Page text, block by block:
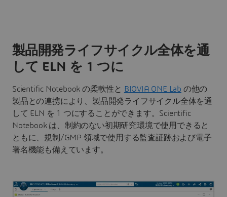
製品開発ライフサイクル全体を通
して ELN を 1 つに
Scientific Notebook の柔軟性と BIOVIA ONE Lab の他の
製品との連携により、製品開発ライフサイクル全体を通
して ELN を 1 つにすることができます。Scientific
Notebook は、制約のない初期研究環境で使用できると
ともに、規制/GMP 領域で使用する監査証跡および電子
署名機能も備えています。